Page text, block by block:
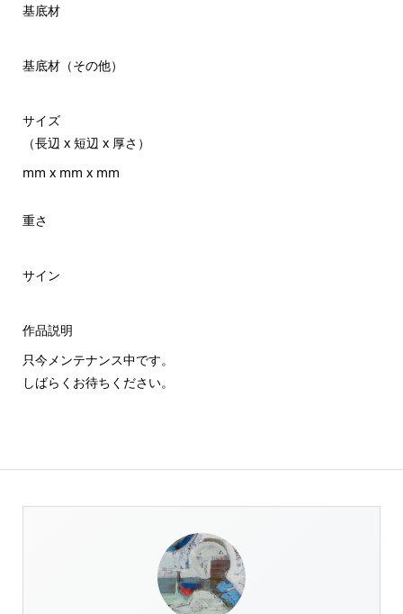
基底材
基底材（その他）
サイズ
（長辺 x 短辺 x 厚さ）
mm x mm x mm
重さ
サイン
作品説明
只今メンテナンス中です。
しばらくお待ちください。